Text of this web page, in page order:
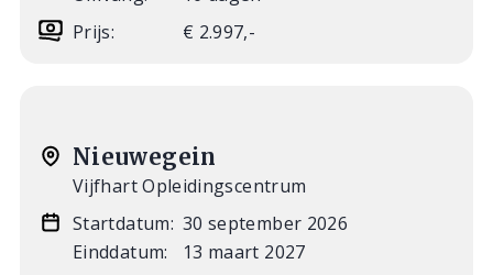
Prijs:
€ 2.997,-
Nieuwegein
Vijfhart Opleidingscentrum
Startdatum: 30 september 2026
Einddatum:
13 maart 2027